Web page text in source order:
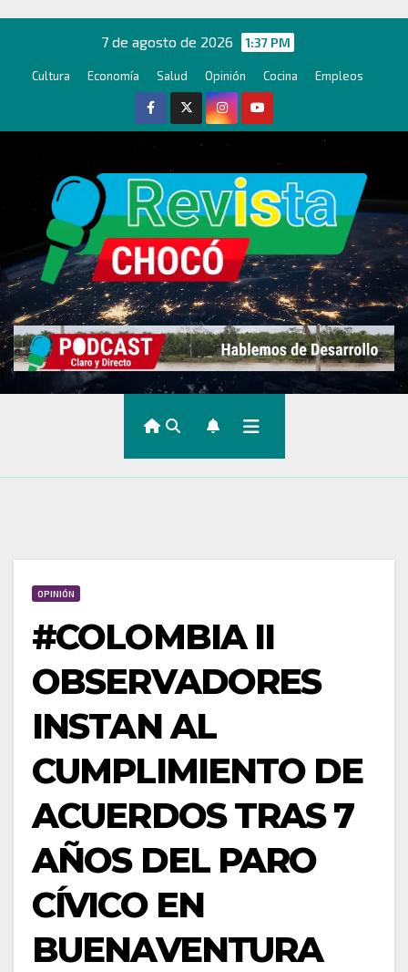
contenido
7 de agosto de 2026 1:37 PM
Cultura Economía Salud Opinión Cocina Empleos
OPINIÓN
#COLOMBIA II
OBSERVADORES
INSTAN AL
CUMPLIMIENTO DE
ACUERDOS TRAS 7
AÑOS DEL PARO
CÍVICO EN
BUENAVENTURA